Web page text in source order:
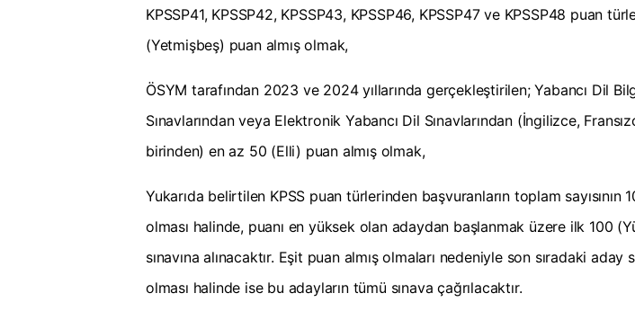
KPSSP41, KPSSP42, KPSSP43, KPSSP46, KPSSP47 ve KPSSP48 puan
(Yetmişbeş) puan almış olmak,
ÖSYM tarafından 2023 ve 2024 yıllarında gerçekleştirilen; Yabancı Dil
Sınavlarından veya Elektronik Yabancı Dil Sınavlarından (İngilizce,
birinden) en az 50 (Elli) puan almış olmak,
Yukarıda belirtilen KPSS puan türlerinden başvuranların toplam sayısının
olması halinde, puanı en yüksek olan adaydan başlanmak üzere ilk 100
sınavına alınacaktır. Eşit puan almış olmaları nedeniyle son sıradaki aday
olması halinde ise bu adayların tümü sınava çağrılacaktır.